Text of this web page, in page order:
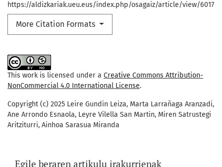
https://aldizkariak.ueu.eus/index.php/osagaiz/article/view/6017
More Citation Formats
This work is licensed under a Creative Commons Attribution-
NonCommercial 4.0 International License.
Copyright (c) 2025 Leire Gundin Leiza, Marta Larrañaga Aranzadi,
Ane Arrondo Esnaola, Leyre Vilella San Martin, Miren Satrustegi
Aritziturri, Ainhoa Sarasua Miranda
Egile beraren artikulu irakurrienak